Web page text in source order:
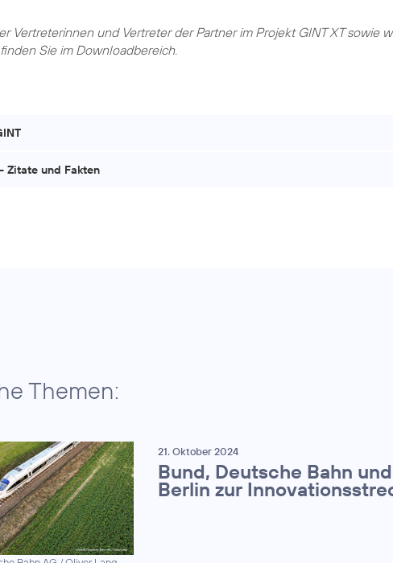
Vertreterinnen und Vertreter der Partner im Projekt GINT XT sowie
Sie im Downloadbereich.
Zitate und Fakten
Themen:
21. Oktober 2024
Bund, Deutsche Bahn
Berlin zur